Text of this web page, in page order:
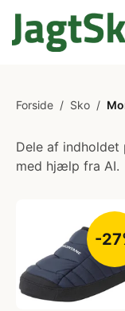
Forside / Sko /
Dele af indholdet
med hjælp fra AI.
-